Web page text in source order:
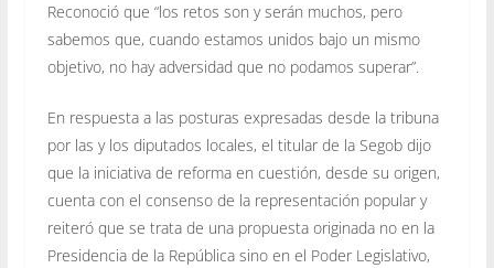
Reconoció que “los retos son y serán muchos, pero
sabemos que, cuando estamos unidos bajo un mismo
objetivo, no hay adversidad que no podamos superar”.
En respuesta a las posturas expresadas desde la tribuna
por las y los diputados locales, el titular de la Segob dijo
que la iniciativa de reforma en cuestión, desde su origen,
cuenta con el consenso de la representación popular y
reiteró que se trata de una propuesta originada no en la
Presidencia de la República sino en el Poder Legislativo,